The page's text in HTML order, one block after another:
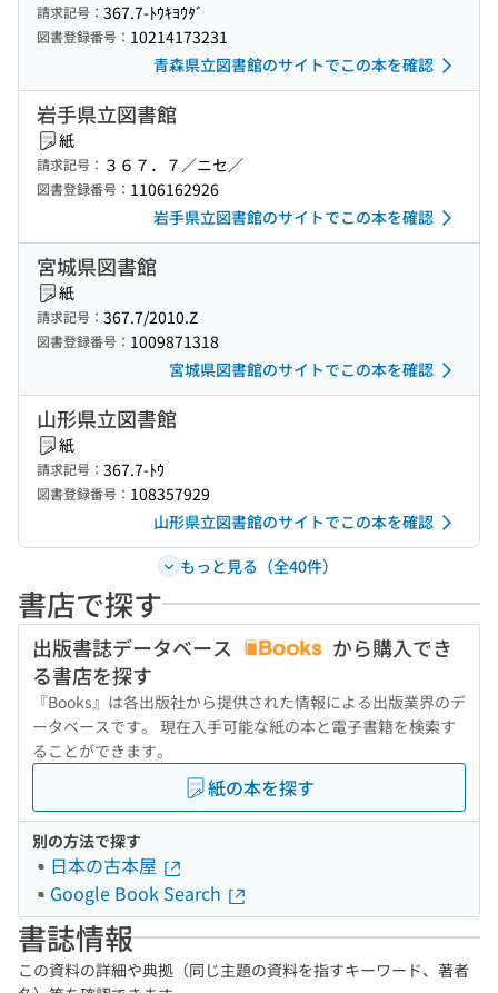
請求記号： 367.7-ﾄｳｷﾖｳﾀﾞ
図書登録番号： 10214173231
青森県立図書館のサイトでこの本を確認
岩手県立図書館
紙
請求記号： ３６７．７／ニセ／
図書登録番号： 1106162926
岩手県立図書館のサイトでこの本を確認
宮城県図書館
紙
請求記号： 367.7/2010.Z
図書登録番号： 1009871318
宮城県図書館のサイトでこの本を確認
山形県立図書館
紙
請求記号： 367.7-ﾄｳ
図書登録番号： 108357929
山形県立図書館のサイトでこの本を確認
もっと見る（全40件）
書店で探す
出版書誌データベース
から購入でき
る書店を探す
『Books』は各出版社から提供された情報による出版業界のデ
ータベースです。 現在入手可能な紙の本と電子書籍を検索す
ることができます。
紙の本を探す
別の方法で探す
日本の古本屋
Google Book Search
書誌情報
この資料の詳細や典拠（同じ主題の資料を指すキーワード、著者